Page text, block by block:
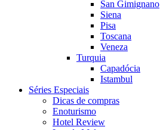
San Gimignano
Siena
Pisa
Toscana
Veneza
Turquia
Capadócia
Istambul
Séries Especiais
Dicas de compras
Enoturismo
Hotel Review